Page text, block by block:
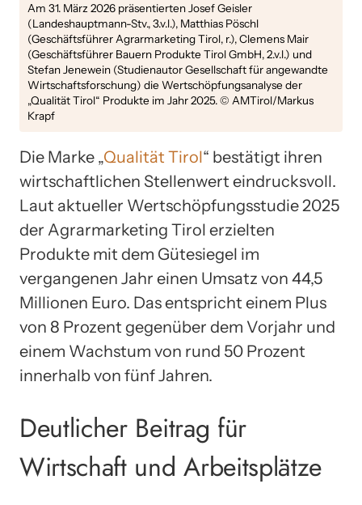
Am 31. März 2026 präsentierten Josef Geisler
(Landeshauptmann-Stv., 3.v.l.), Matthias Pöschl
(Geschäftsführer Agrarmarketing Tirol, r.), Clemens Mair
(Geschäftsführer Bauern Produkte Tirol GmbH, 2.v.l.) und
Stefan Jenewein (Studienautor Gesellschaft für angewandte
Wirtschaftsforschung) die Wertschöpfungsanalyse der
„Qualität Tirol“ Produkte im Jahr 2025. © AMTirol/Markus
Krapf
Die Marke „Qualität Tirol“ bestätigt ihren
wirtschaftlichen Stellenwert eindrucksvoll.
Laut aktueller Wertschöpfungsstudie 2025
der Agrarmarketing Tirol erzielten
Produkte mit dem Gütesiegel im
vergangenen Jahr einen Umsatz von 44,5
Millionen Euro. Das entspricht einem Plus
von 8 Prozent gegenüber dem Vorjahr und
einem Wachstum von rund 50 Prozent
innerhalb von fünf Jahren.
Deutlicher Beitrag für
Wirtschaft und Arbeitsplätze